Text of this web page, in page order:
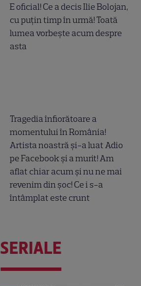
E oficial! Ce a decis Ilie Bolojan,
cu puțin timp în urmă! Toată
lumea vorbește acum despre
asta
Tragedia înfiorătoare a
momentului în România!
Artista noastră și-a luat Adio
pe Facebook și a murit! Am
aflat chiar acum și nu ne mai
revenim din șoc! Ce i s-a
întâmplat este crunt
SERIALE